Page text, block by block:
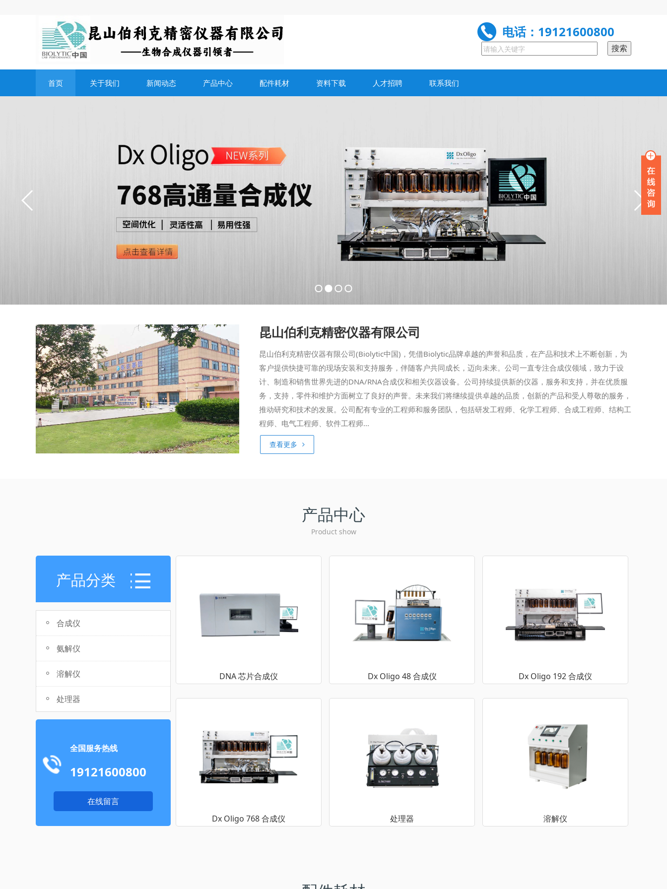
电话：19121600800
首页 关于我们 新闻动态 产品中心 配件耗材 资料下载 人才招聘 联系我们
昆山伯利克精密仪器有限公司
昆山伯利克精密仪器有限公司(Biolytic中国)，凭借Biolytic品牌卓越的声誉和品质，在产品和技术上不断创新，为
客户提供快捷可靠的现场安装和支持服务，伴随客户共同成长，迈向未来。公司一直专注合成仪领域，致力于设
计、制造和销售世界先进的DNA/RNA合成仪和相关仪器设备。公司持续提供新的仪器，服务和支持，并在优质服
务，支持，零件和维护方面树立了良好的声誉。未来我们将继续提供卓越的品质，创新的产品和受人尊敬的服务，
推动研究和技术的发展。公司配有专业的工程师和服务团队，包括研发工程师、化学工程师、合成工程师、结构工
程师、电气工程师、软件工程师...
查看更多
产品中心
Product show
产品分类
合成仪
氨解仪
溶解仪
处理器
全国服务热线
19121600800
在线留言
DNA 芯片合成仪 Dx Oligo 48 合成仪 Dx Oligo 192 合成仪
Dx Oligo 768 合成仪 处理器 溶解仪